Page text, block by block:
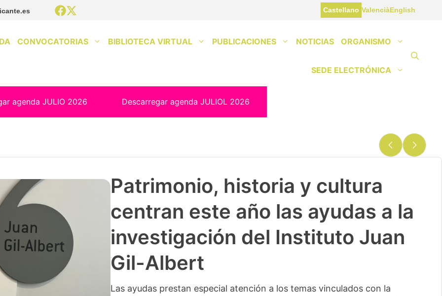
Castellano ValenciàEnglish
CONVOCATORIAS BIBLIOTECA VIRTUAL PUBLICACIONES NOTICIAS ORGANISMO
SEDE ELECTRÓNICA
agenda JULIO 2026 Descarregar agenda JULIOL 2026
Patrimonio, historia y cultura
centran este año las ayudas a la
investigación del Instituto Juan
Gil-Albert
Las ayudas prestan especial atención a los temas vinculados con la